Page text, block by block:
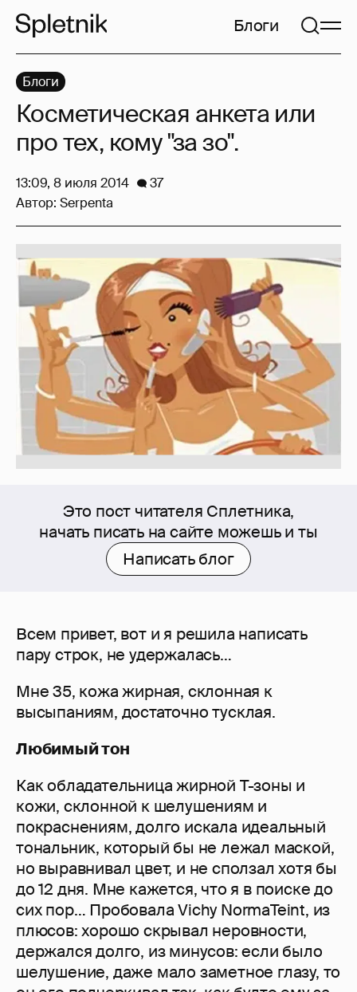
Блоги
Это пост читателя Сплетника,
начать писать на сайте можешь и ты
Написать блог
Всем привет, вот и я решила написать
пару строк, не удержалась…
Мне 35, кожа жирная, склонная к
высыпаниям, достаточно тусклая.
Любимый тон
Как обладательница жирной Т-зоны и
кожи, склонной к шелушениям и
покраснениям, долго искала идеальный
тональник, который бы не лежал маской,
но выравнивал цвет, и не сползал хотя бы
до 12 дня. Мне кажется, что я в поиске до
сих пор… Пробовала Vichy NormaTeint, из
плюсов: хорошо скрывал неровности,
держался долго, из минусов: если было
шелушение, даже мало заметное глазу, то
Блоги
Косметическая анкета или
про тех, кому "за зо".
13:09, 8 июля 2014
37
Автор: Serpenta